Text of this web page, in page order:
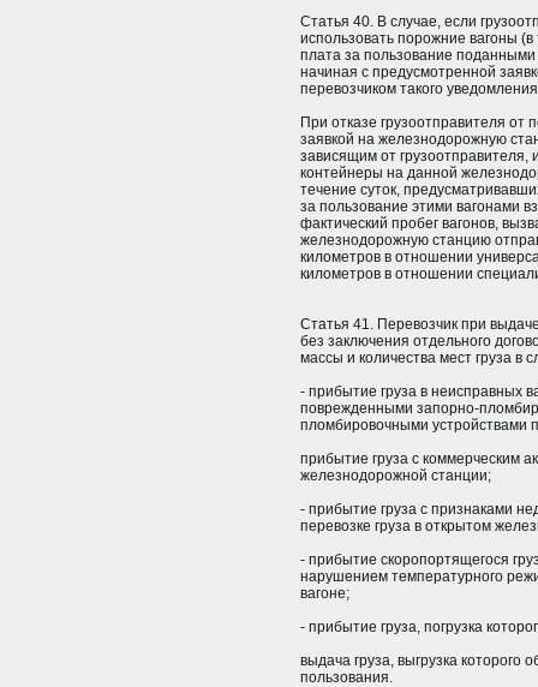
Статья 40. В случае, если
использовать порожние вагоны
плата за пользование поданными
начиная с предусмотренной
перевозчиком такого
При отказе грузоотправителя от
заявкой на железнодорожную
зависящим от грузоотправителя,
контейнеры на данной
течение суток,
за пользование этими вагонами
фактический пробег вагонов,
железнодорожную станцию
километров в отношении
километров в отношении
Статья 41. Перевозчик при
без заключения отдельного
массы и количества мест груза в
- прибытие груза в неисправных
поврежденными запорно-
пломбировочными устройствами
прибытие груза с коммерческим
железнодорожной станции;
- прибытие груза с признаками
перевозке груза в открытом
- прибытие скоропортящегося
нарушением температурного
вагоне;
- прибытие груза, погрузка
выдача груза, выгрузка которого
пользования.